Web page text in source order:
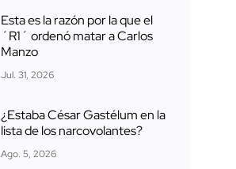
Esta es la razón por la que el
´R1´ ordenó matar a Carlos
Manzo
Jul. 31, 2026
¿Estaba César Gastélum en la
lista de los narcovolantes?
Ago. 5, 2026